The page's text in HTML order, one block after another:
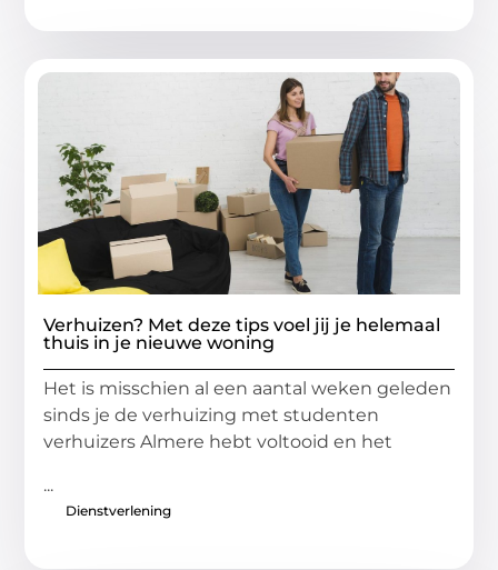
Verhuizen? Met deze tips voel jij je helemaal
thuis in je nieuwe woning
Het is misschien al een aantal weken geleden
sinds je de verhuizing met studenten
verhuizers Almere hebt voltooid en het
...
Dienstverlening